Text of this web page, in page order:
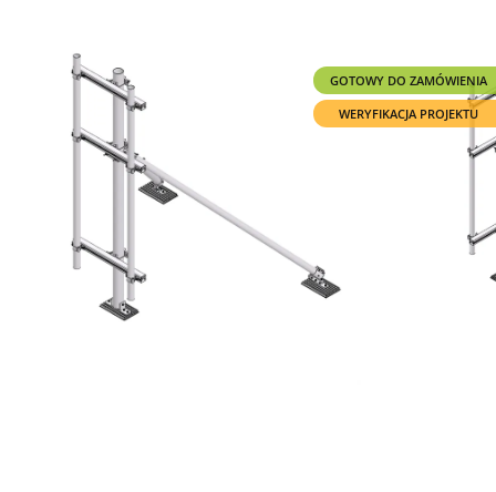
GOTOWY DO ZAMÓWIENIA
WERYFIKACJA PROJEKTU